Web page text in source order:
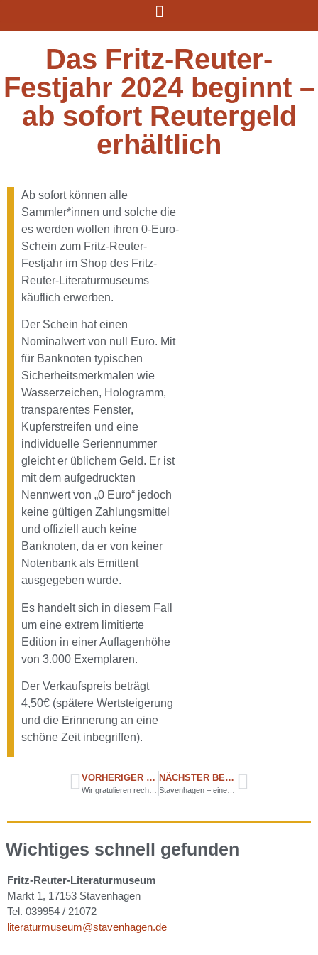
Das Fritz-Reuter-
Festjahr 2024 beginnt –
ab sofort Reutergeld
erhältlich
Ab sofort können alle
Sammler*innen und solche die
es werden wollen ihren 0-Euro-
Schein zum Fritz-Reuter-
Festjahr im Shop des Fritz-
Reuter-Literaturmuseums
käuflich erwerben.
Der Schein hat einen
Nominalwert von null Euro. Mit
für Banknoten typischen
Sicherheitsmerkmalen wie
Wasserzeichen, Hologramm,
transparentes Fenster,
Kupferstreifen und eine
individuelle Seriennummer
gleicht er üblichem Geld. Er ist
mit dem aufgedruckten
Nennwert von „0 Euro“ jedoch
keine gültigen Zahlungsmittel
und offiziell auch keine
Banknoten, da er von keiner
Notenbank als Emittent
ausgegeben wurde.
Es handelt sich in diesem Fall
um eine extrem limitierte
Edition in einer Auflagenhöhe
von 3.000 Exemplaren.
Der Verkaufspreis beträgt
4,50€ (spätere Wertsteigerung
und die Erinnerung an eine
schöne Zeit inbegriffen).
VORHERIGER BEITRAG
Wir gratulieren recht herzlich – Dr. Cornelia Nenz erhält Landesverdienstorden Mecklenburg-Vorpommern
NÄCHSTER BEITRAG
Wichtiges schnell gefunden
Fritz-Reuter-Literaturmuseum
Markt 1, 17153 Stavenhagen
Tel. 039954 / 21072
literaturmuseum@stavenhagen.de